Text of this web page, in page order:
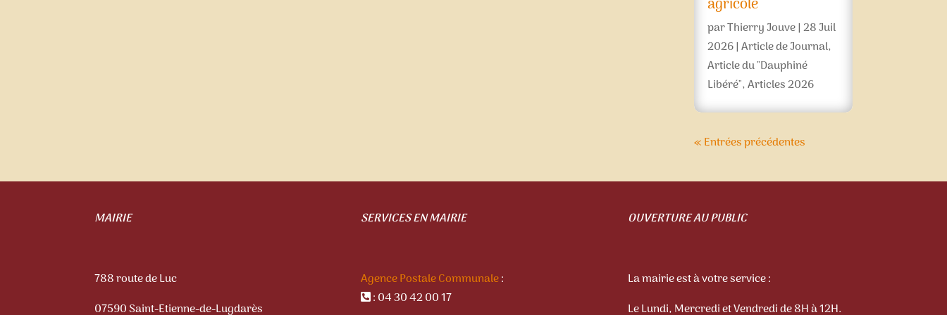
agricole
parThierry Jouve|28 Juil
2026|Article de Journal,
Article du "Dauphiné
Libéré",Articles 2026
« Entrées précédentes
MAIRIE
788 route de Luc
07590 Saint-Etienne-de-Lugdarès
SERVICES EN MAIRIE
Agence Postale Communale:
: 04 30 42 00 17
OUVERTURE AU PUBLIC
La mairie est à votre service :
Le Lundi, Mercredi et Vendredi de 8H à 12H.